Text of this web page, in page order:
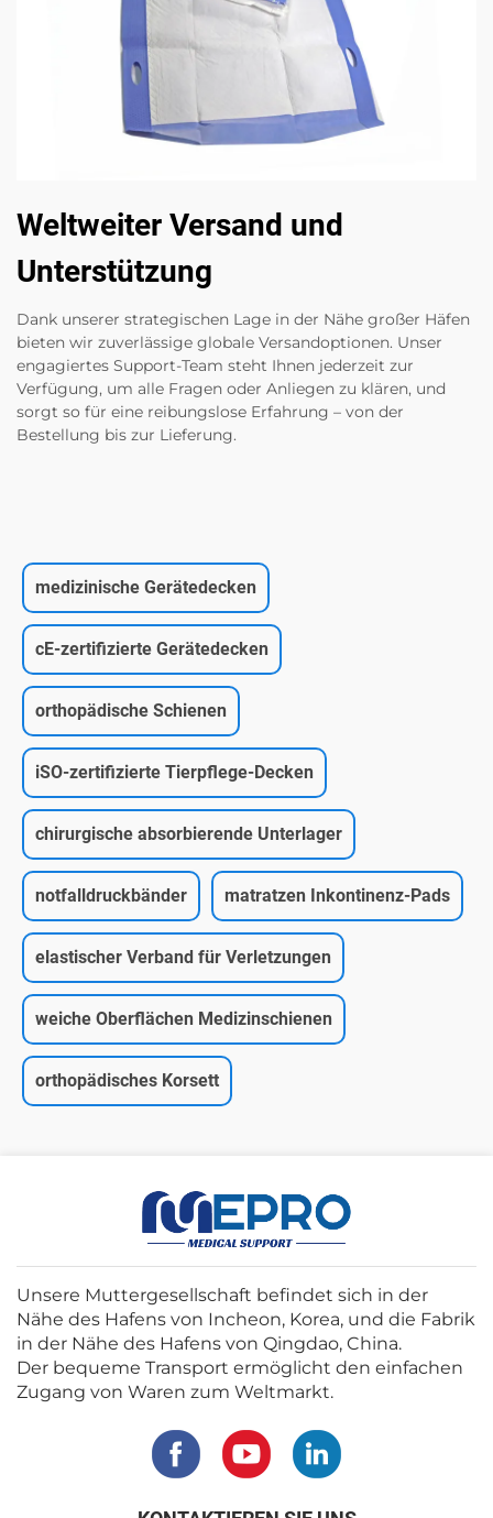
Weltweiter Versand und
Unterstützung
Dank unserer strategischen Lage in der Nähe großer Häfen
bieten wir zuverlässige globale Versandoptionen. Unser
engagiertes Support-Team steht Ihnen jederzeit zur
Verfügung, um alle Fragen oder Anliegen zu klären, und
sorgt so für eine reibungslose Erfahrung – von der
Bestellung bis zur Lieferung.
medizinische Gerätedecken
cE-zertifizierte Gerätedecken
orthopädische Schienen
iSO-zertifizierte Tierpflege-Decken
chirurgische absorbierende Unterlager
notfalldruckbänder matratzen Inkontinenz-Pads
elastischer Verband für Verletzungen
weiche Oberflächen Medizinschienen
orthopädisches Korsett
Unsere Muttergesellschaft befindet sich in der
Nähe des Hafens von Incheon, Korea, und die Fabrik
in der Nähe des Hafens von Qingdao, China.
Der bequeme Transport ermöglicht den einfachen
Zugang von Waren zum Weltmarkt.